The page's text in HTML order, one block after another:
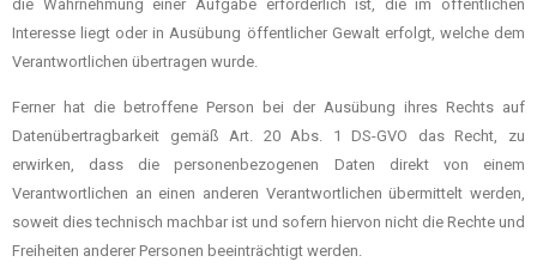
die Wahrnehmung einer Aufgabe erforderlich ist, die im öffentlichen
Interesse liegt oder in Ausübung öffentlicher Gewalt erfolgt, welche dem
Verantwortlichen übertragen wurde.
Ferner hat die betroffene Person bei der Ausübung ihres Rechts auf
Datenübertragbarkeit gemäß Art. 20 Abs. 1 DS-GVO das Recht, zu
erwirken, dass die personenbezogenen Daten direkt von einem
Verantwortlichen an einen anderen Verantwortlichen übermittelt werden,
soweit dies technisch machbar ist und sofern hiervon nicht die Rechte und
Freiheiten anderer Personen beeinträchtigt werden.